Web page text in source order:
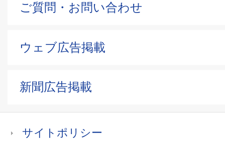
ご質問・お問い合わせ
ウェブ広告掲載
新聞広告掲載
サイトポリシー